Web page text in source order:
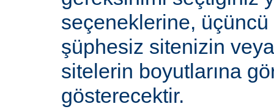
seçeneklerine,
şüphesiz sitenizin
sitelerin boyutlarına
gösterecektir.